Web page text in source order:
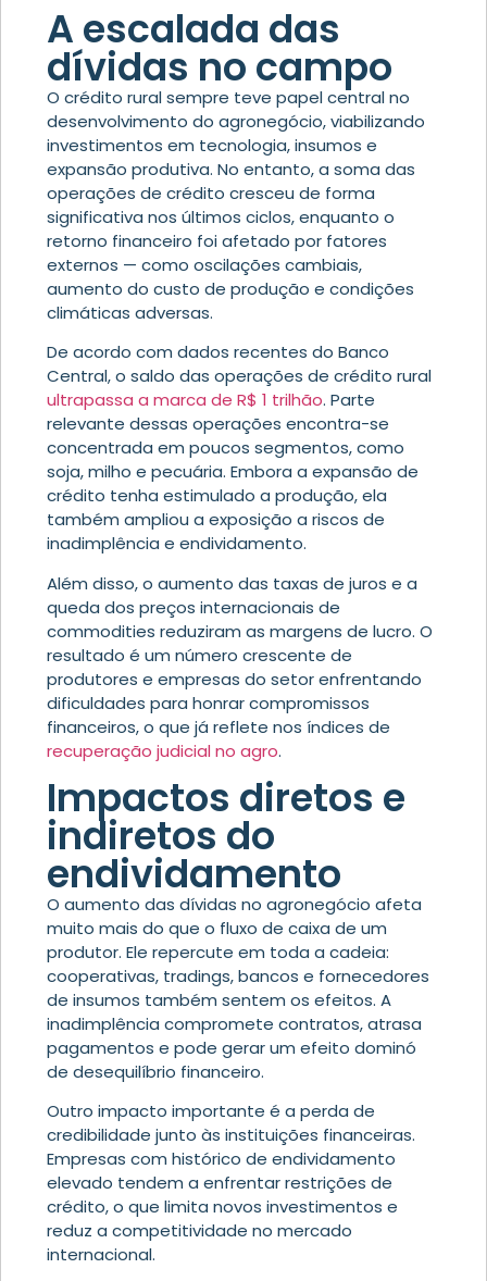
A escalada das
dívidas no campo
O crédito rural sempre teve papel central no
desenvolvimento do agronegócio, viabilizando
investimentos em tecnologia, insumos e
expansão produtiva. No entanto, a soma das
operações de crédito cresceu de forma
significativa nos últimos ciclos, enquanto o
retorno financeiro foi afetado por fatores
externos — como oscilações cambiais,
aumento do custo de produção e condições
climáticas adversas.
De acordo com dados recentes do Banco
Central, o saldo das operações de crédito rural
ultrapassa a marca de R$ 1 trilhão. Parte
relevante dessas operações encontra-se
concentrada em poucos segmentos, como
soja, milho e pecuária. Embora a expansão de
crédito tenha estimulado a produção, ela
também ampliou a exposição a riscos de
inadimplência e endividamento.
Além disso, o aumento das taxas de juros e a
queda dos preços internacionais de
commodities reduziram as margens de lucro. O
resultado é um número crescente de
produtores e empresas do setor enfrentando
dificuldades para honrar compromissos
financeiros, o que já reflete nos índices de
recuperação judicial no agro.
Impactos diretos e
indiretos do
endividamento
O aumento das dívidas no agronegócio afeta
muito mais do que o fluxo de caixa de um
produtor. Ele repercute em toda a cadeia:
cooperativas, tradings, bancos e fornecedores
de insumos também sentem os efeitos. A
inadimplência compromete contratos, atrasa
pagamentos e pode gerar um efeito dominó
de desequilíbrio financeiro.
Outro impacto importante é a perda de
credibilidade junto às instituições financeiras.
Empresas com histórico de endividamento
elevado tendem a enfrentar restrições de
crédito, o que limita novos investimentos e
reduz a competitividade no mercado
internacional.